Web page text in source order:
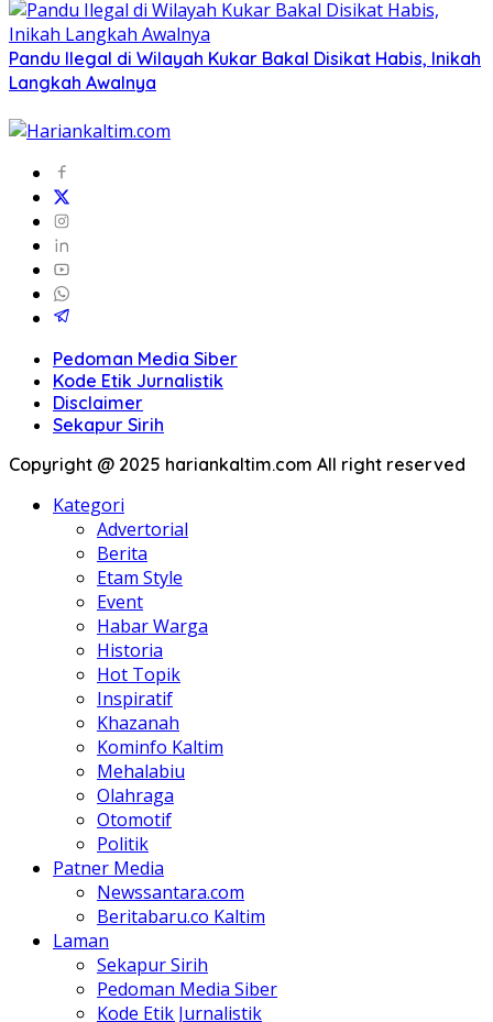
Pandu Ilegal di Wilayah Kukar Bakal Disikat Habis, Inikah
Langkah Awalnya
Pedoman Media Siber
Kode Etik Jurnalistik
Disclaimer
Sekapur Sirih
Copyright @ 2025 hariankaltim.com All right reserved
Kategori
Advertorial
Berita
Etam Style
Event
Habar Warga
Historia
Hot Topik
Inspiratif
Khazanah
Kominfo Kaltim
Mehalabiu
Olahraga
Otomotif
Politik
Patner Media
Newssantara.com
Beritabaru.co Kaltim
Laman
Sekapur Sirih
Pedoman Media Siber
Kode Etik Jurnalistik